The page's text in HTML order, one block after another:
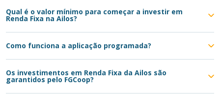
Qual é o valor mínimo para começar a investir em
Renda Fixa na Ailos?
Como funciona a aplicação programada?
Os investimentos em Renda Fixa da Ailos são
garantidos pelo FGCoop?